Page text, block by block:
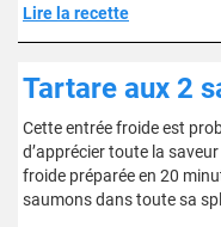
Lire la recette
Tartare aux 2
Cette entrée froide est
d’apprécier toute la
froide préparée en 20
saumons dans toute sa